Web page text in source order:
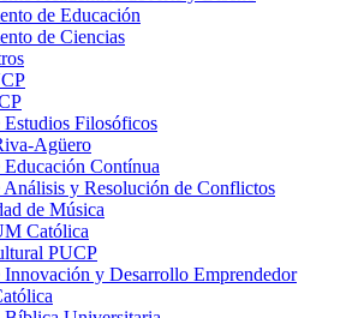
de Educación
de Ciencias
Estudios Filosóficos
Agüero
Educación Contínua
Análisis y Resolución de Conflictos
de Música
Católica
PUCP
Innovación y Desarrollo Emprendedor